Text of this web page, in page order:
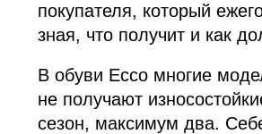
покупателя, который
зная, что получит и как
В обуви Ecco многие
не получают
сезон, максимум два.